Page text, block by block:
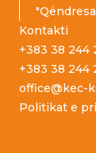
Kontakti
+383 38 244
+383 38 244
office@kec-
Politikat e